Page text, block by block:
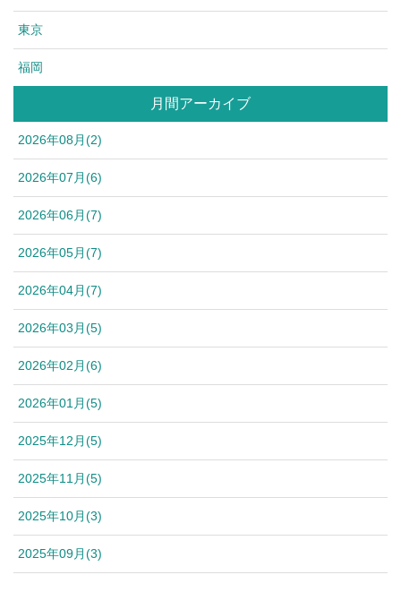
東京
福岡
月間アーカイブ
2026年08月(2)
2026年07月(6)
2026年06月(7)
2026年05月(7)
2026年04月(7)
2026年03月(5)
2026年02月(6)
2026年01月(5)
2025年12月(5)
2025年11月(5)
2025年10月(3)
2025年09月(3)